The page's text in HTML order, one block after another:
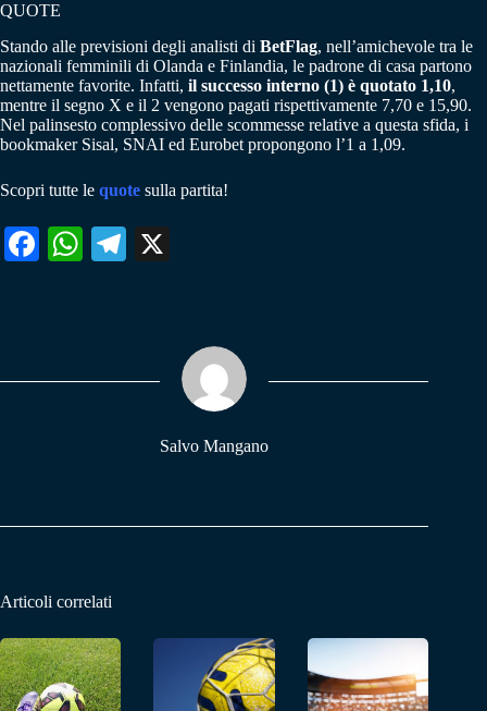
QUOTE
Stando alle previsioni degli analisti di BetFlag, nell’amichevole tra le
nazionali femminili di Olanda e Finlandia, le padrone di casa partono
nettamente favorite. Infatti, il successo interno (1) è quotato 1,10,
mentre il segno X e il 2 vengono pagati rispettivamente 7,70 e 15,90.
Nel palinsesto complessivo delle scommesse relative a questa sfida, i
bookmaker Sisal, SNAI ed Eurobet propongono l’1 a 1,09.
Scopri tutte le quote sulla partita!
Fa W
pp
Te
m
Salvo Mangano
Articoli correlati